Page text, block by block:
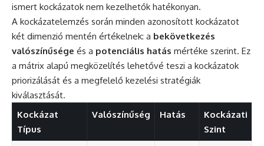
ismert kockázatok nem kezelhetők hatékonyan.
A kockázatelemzés során minden azonosított kockázatot
két dimenzió mentén értékelnek: a bekövetkezés
valószínűsége és a potenciális hatás mértéke szerint. Ez
a mátrix alapú megközelítés lehetővé teszi a kockázatok
priorizálását és a megfelelő kezelési stratégiák
kiválasztását.
Kockázat
Típus
Valószínűség Hatás
Kockázati
Szint